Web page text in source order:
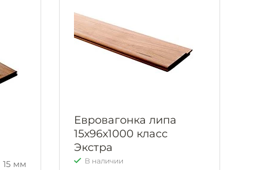
15 мм
Евровагонка липа
15х96х1000 класс
Экстра
В наличии